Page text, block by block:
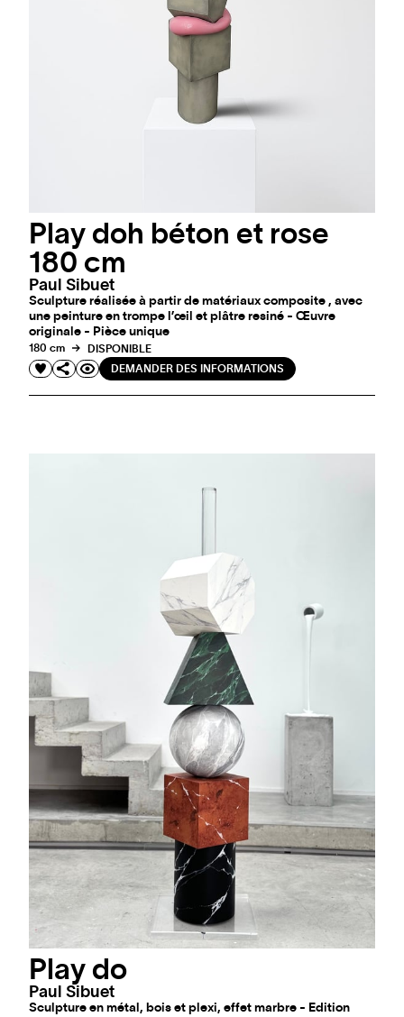
Play doh béton et rose
180 cm
Paul Sibuet
Sculpture réalisée à partir de matériaux composite , avec
une peinture en trompe l’œil et plâtre resiné - Œuvre
originale - Pièce unique
180 cm
DISPONIBLE
DEMANDER DES INFORMATIONS
Play do
Paul Sibuet
Sculpture en métal, bois et plexi, effet marbre - Edition